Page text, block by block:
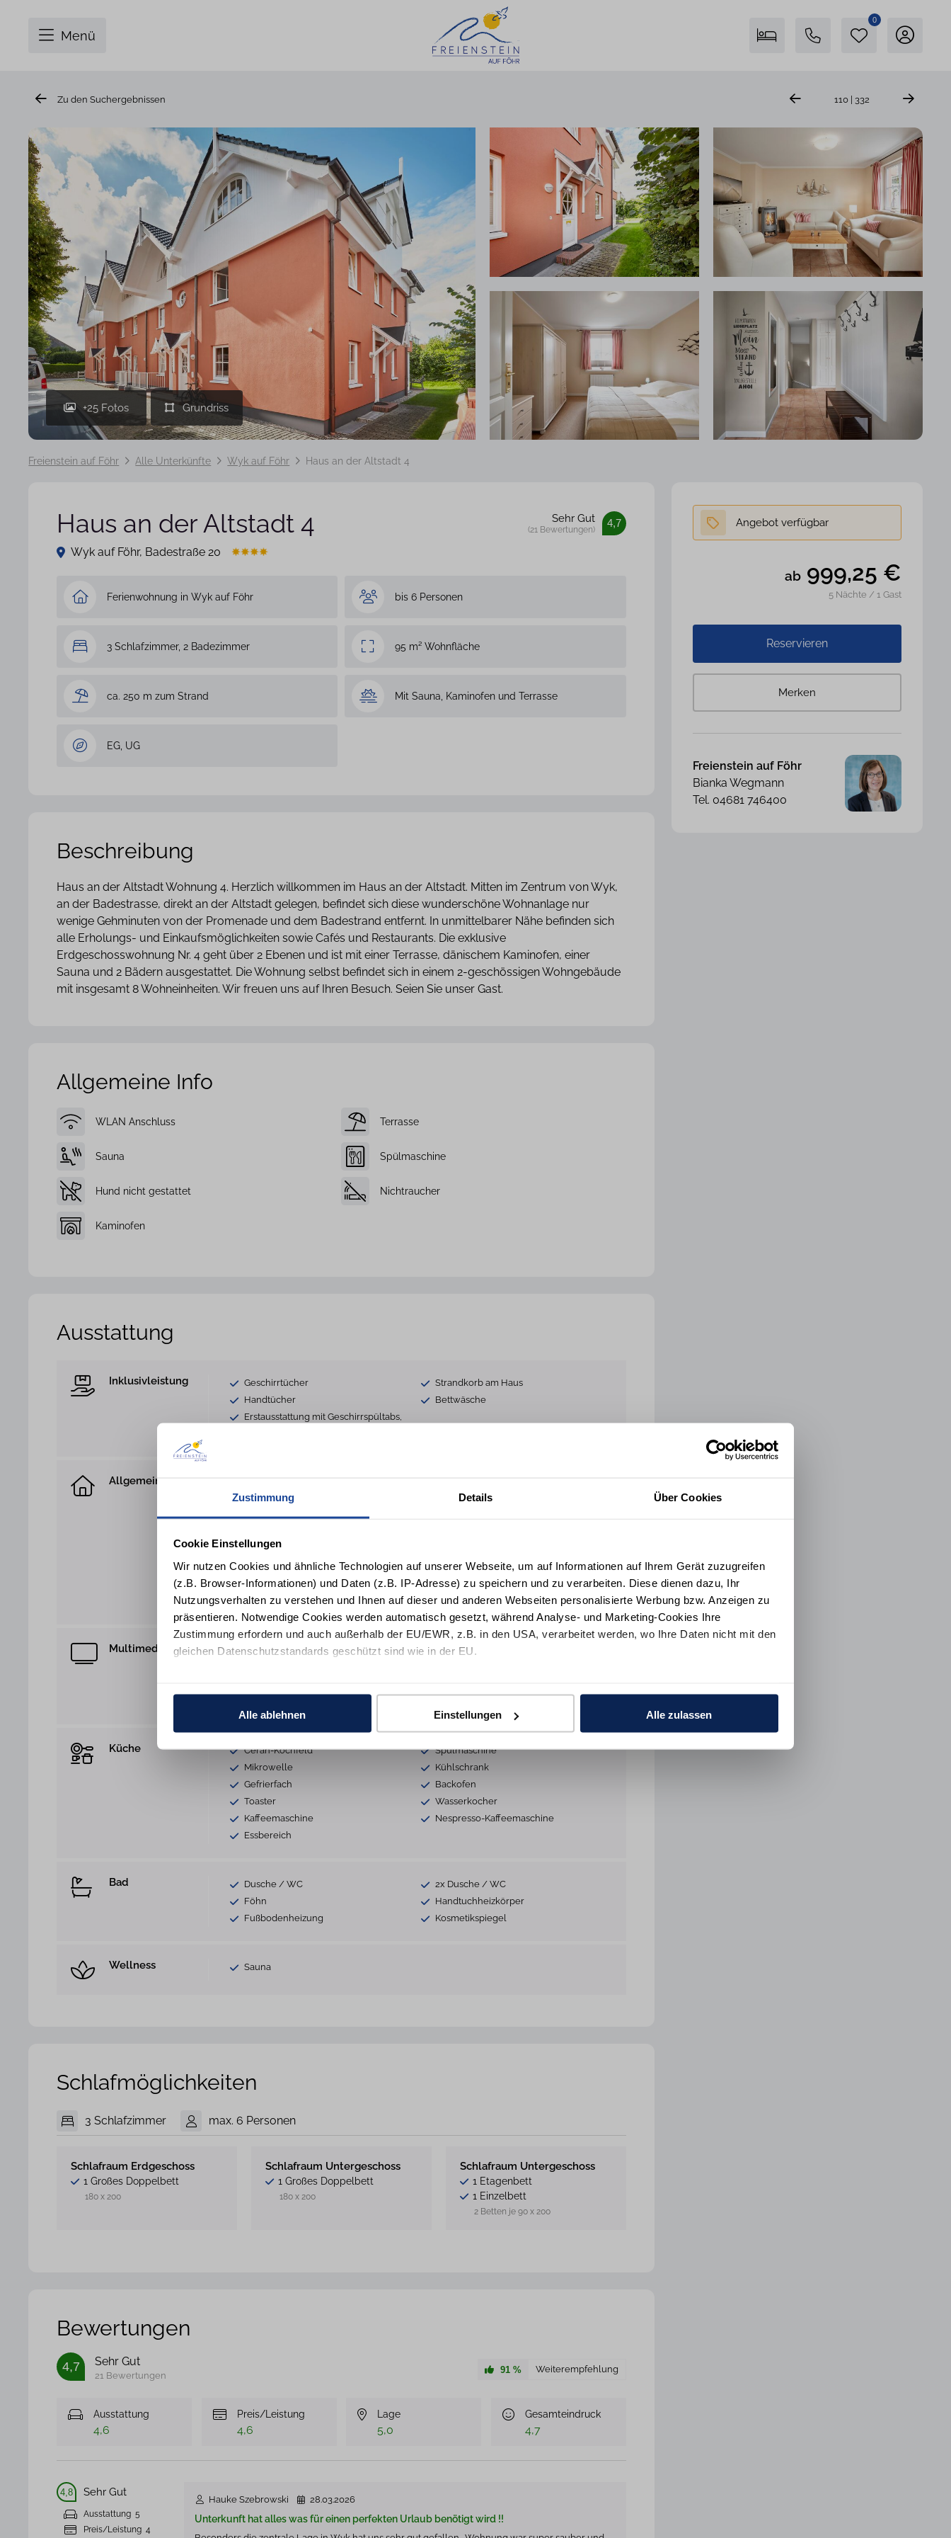
Zustimmung Details Über Cookies
Cookie Einstellungen
Wir nutzen Cookies und ähnliche Technologien auf unserer Webseite, um auf Informationen auf Ihrem Gerät zuzugreifen
(z.B. Browser-Informationen) und Daten (z.B. IP-Adresse) zu speichern und zu verarbeiten. Diese dienen dazu, Ihr
Nutzungsverhalten zu verstehen und Ihnen auf dieser und anderen Webseiten personalisierte Werbung bzw. Anzeigen zu
präsentieren. Notwendige Cookies werden automatisch gesetzt, während Analyse- und Marketing-Cookies Ihre
Zustimmung erfordern und auch außerhalb der EU/EWR, z.B. in den USA, verarbeitet werden, wo Ihre Daten nicht mit den
gleichen Datenschutzstandards geschützt sind wie in der EU.
Alle ablehnen
Einstellungen Alle zulassen
Menü
Insel Föhr Exklusiv
04681 7461780
Persönliche Beratung
0
Zu den Suchergebnissen 110 | 332
+25 Fotos
Freienstein auf Föhr Alle Unterkünfte Wyk auf Föhr Haus an der Altstadt 4
Haus an der Altstadt 4
Wyk auf Föhr, Badestraße 20
Ferienwohnung in Wyk auf Föhr bis 6 Personen
3 Schlafzimmer, 2 Badezimmer 95 m² Wohnfläche
ca. 250 m zum Strand Mit Sauna, Kaminofen und Terrasse
EG, UG
4,7
Sehr Gut
(21 Bewertungen)
Beschreibung
Haus an der Altstadt Wohnung 4. Herzlich willkommen im Haus an der Altstadt. Mitten im Zentrum von Wyk,
an der Badestrasse, direkt an der Altstadt gelegen, befindet sich diese wunderschöne Wohnanlage nur
wenige Gehminuten von der Promenade und dem Badestrand entfernt. In unmittelbarer Nähe befinden sich
alle Erholungs- und Einkaufsmöglichkeiten sowie Cafés und Restaurants. Die exklusive
Erdgeschosswohnung Nr. 4 geht über 2 Ebenen und ist mit einer Terrasse, dänischem Kaminofen, einer
Sauna und 2 Bädern ausgestattet. Die Wohnung selbst befindet sich in einem 2-geschössigen Wohngebäude
mit insgesamt 8 Wohneinheiten. Wir freuen uns auf Ihren Besuch. Seien Sie unser Gast.
Allgemeine Info
WLAN Anschluss Terrasse
Sauna Spülmaschine
Hund nicht gestattet Nichtraucher
Kaminofen
Ausstattung
Inklusivleistung Geschirrtücher
Strandkorb am Haus
Handtücher
Bettwäsche
Erstausstattung mit Geschirrspültabs,
Allgemein
Sofa
Kaminofen
Terrasse
Trockner gegen Gebühr
Heizung
Bügelbrett
Bügeleisen
Reinigungsutensilien
Staubsauger
Rauchmelder
Multimedia WLAN Anschluss
Smart-TV
Küche Ceran-Kochfeld
Spülmaschine
Mikrowelle
Kühlschrank
Gefrierfach
Backofen
Toaster
Wasserkocher
Kaffeemaschine
Nespresso-Kaffeemaschine
Essbereich
Bad Dusche / WC
2x Dusche / WC
Föhn
Handtuchheizkörper
Fußbodenheizung
Kosmetikspiegel
Wellness Sauna
Schlafmöglichkeiten
3 Schlafzimmer max. 6 Personen
Schlafraum Erdgeschoss
1 Großes Doppelbett
180 x 200
Schlafraum Untergeschoss
1 Großes Doppelbett
180 x 200
Schlafraum Untergeschoss
1 Etagenbett
1 Einzelbett
2 Betten je 90 x 200
Bewertungen
91 % Weiterempfehlung
4,7 Sehr Gut
21 Bewertungen
Ausstattung
4,6
Preis/Leistung
4,6
Lage
5,0
Gesamteindruck
4,7
Sehr Gut
4,8
Ausstattung 5
Preis/Leistung 4
Hauke Szebrowski 28.03.2026
Unterkunft hat alles was für einen perfekten Urlaub benötigt wird !!
ab 999,25 €
5 Nächte / 1 Gast
Reservieren
Merken
Freienstein auf Föhr
Bianka Wegmann
Tel. 04681 746400